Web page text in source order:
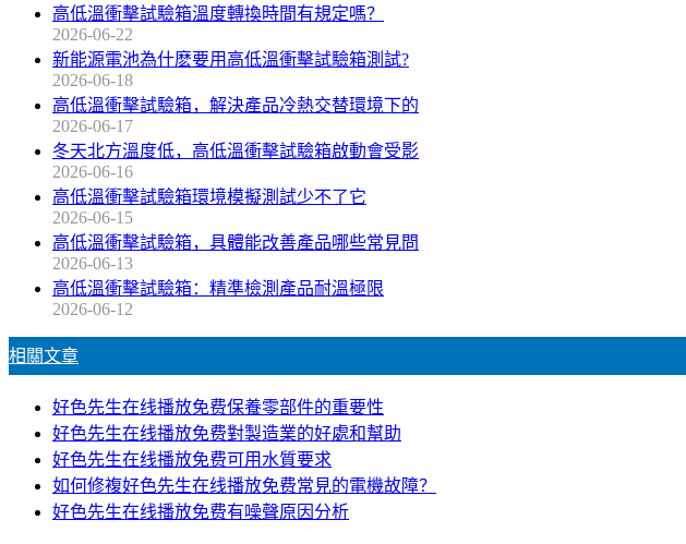
高低溫衝擊試驗箱溫度轉換時間有規定嗎？
2026-06-22
新能源電池為什麽要用高低溫衝擊試驗箱測試?
2026-06-18
高低溫衝擊試驗箱，解決產品冷熱交替環境下的
2026-06-17
冬天北方溫度低，高低溫衝擊試驗箱啟動會受影
2026-06-16
高低溫衝擊試驗箱環境模擬測試少不了它
2026-06-15
高低溫衝擊試驗箱，具體能改善產品哪些常見問
2026-06-13
高低溫衝擊試驗箱：精準檢測產品耐溫極限
2026-06-12
相關文章
好色先生在线播放免费保養零部件的重要性
好色先生在线播放免费對製造業的好處和幫助
好色先生在线播放免费可用水質要求
如何修複好色先生在线播放免费常見的電機故障？
好色先生在线播放免费有噪聲原因分析